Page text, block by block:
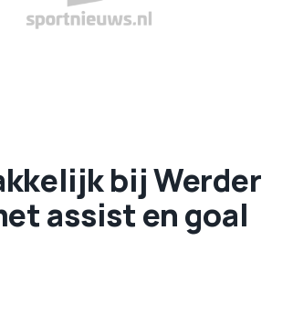
bij Werder
assist en goal